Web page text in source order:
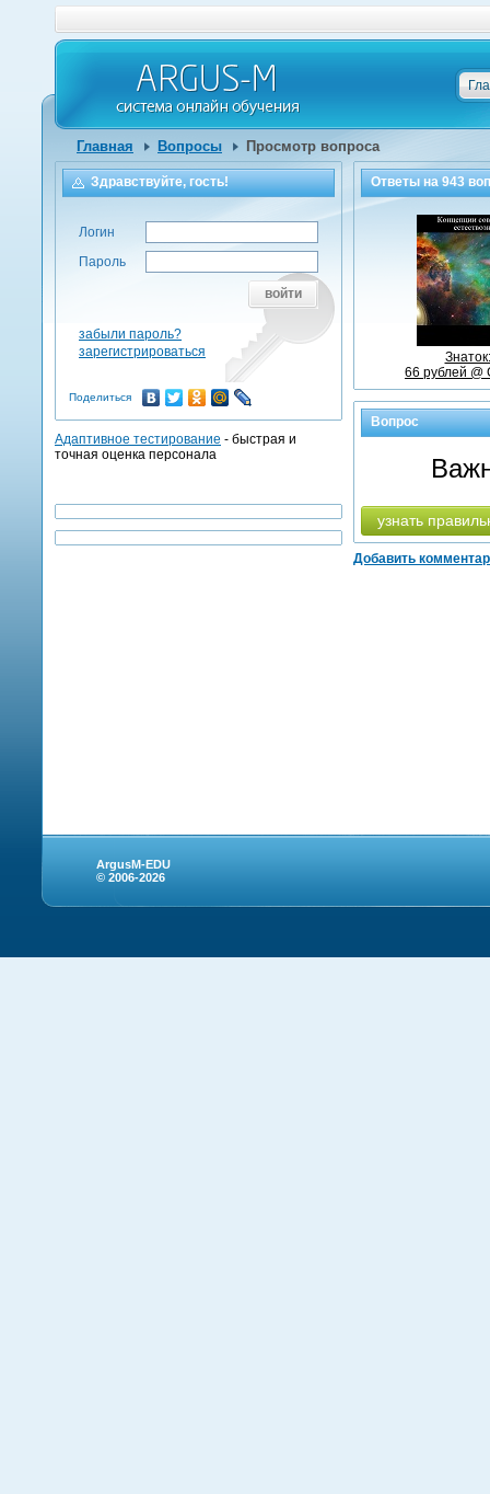
Главная Вопросы Просмотр вопроса
Ответы на943
66 рублей @
Вопрос
узнать
Добавить
Здравствуйте, гость!
Логин
Пароль
войти
забыли пароль?
зарегистрироваться
Поделиться
Адаптивное тестирование - быстрая и
точная оценка персонала
ArgusM-EDU
© 2006-2026